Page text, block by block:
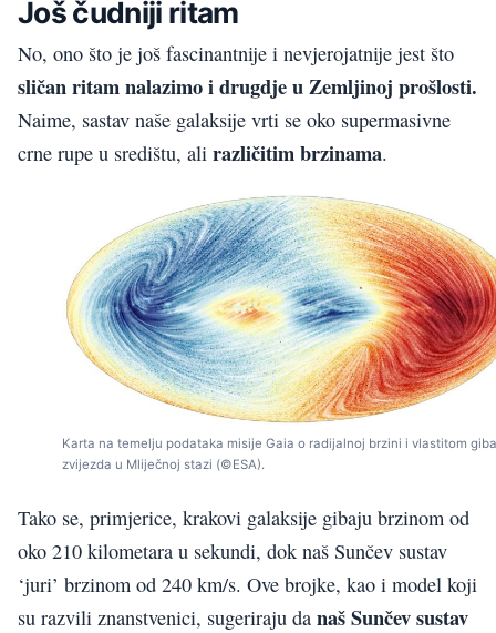
Još čudniji ritam
No, ono što je još fascinantnije i nevjerojatnije jest što
sličan ritam nalazimo i drugdje u Zemljinoj prošlosti.
Naime, sastav naše galaksije vrti se oko supermasivne
crne rupe u središtu, ali različitim brzinama.
Karta na temelju podataka misije Gaia o radijalnoj brzini i vlastitom
zvijezda u Mliječnoj stazi (©ESA).
Tako se, primjerice, krakovi galaksije gibaju brzinom od
oko 210 kilometara u sekundi, dok naš Sunčev sustav
‘juri’ brzinom od 240 km/s. Ove brojke, kao i model koji
su razvili znanstvenici, sugeriraju da naš Sunčev sustav